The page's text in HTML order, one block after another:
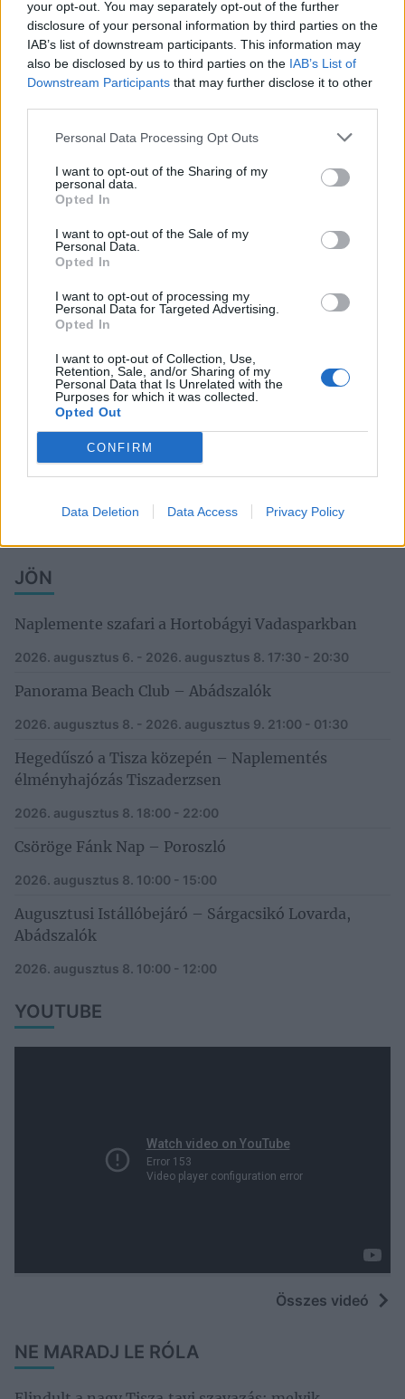
your opt-out. You may separately opt-out of the further
disclosure of your personal information by third parties on the
IAB’s list of downstream participants. This information may
also be disclosed by us to third parties on the IAB’s List of
Downstream Participants that may further disclose it to other
Personal Data Processing Opt Outs
I want to opt-out of the Sharing of my
personal data.
Opted In
I want to opt-out of the Sale of my
Personal Data.
Opted In
I want to opt-out of processing my
Personal Data for Targeted Advertising.
Opted In
I want to opt-out of Collection, Use,
Retention, Sale, and/or Sharing of my
Personal Data that Is Unrelated with the
Purposes for which it was collected.
Opted Out
CONFIRM
Data Deletion Data Access Privacy Policy
2026. augusztus 8.18:00 - 22:00
Csöröge Fánk Nap – Poroszló
Augusztusi Istállóbejáró – Sárgacsikó Lovarda,
2026. augusztus 8.10:00 - 12:00
PROGRAMNAPTÁR
k sz cs p
4 5 6
1
7
11
1
12
1
13
1
14
1
17
18 19 20 21 22
23
25 26
JÖN
Naplemente szafari a Hortobágyi Vadasparkban
2026. augusztus 6. - 2026. augusztus 8. 17:30 - 20:30
Panorama Beach Club – Abádszalók
2026. augusztus 8. - 2026. augusztus 9. 21:00 - 01:30
Hegedűszó a Tisza közepén – Naplementés
élményhajózás Tiszaderzsen
2026. augusztus 8. 18:00 - 22:00
Csöröge Fánk Nap – Poroszló
2026. augusztus 8. 10:00 - 15:00
Augusztusi Istállóbejáró – Sárgacsikó Lovarda,
Abádszalók
2026. augusztus 8. 10:00 - 12:00
YOUTUBE
Összes videó
NE MARADJ LE RÓLA